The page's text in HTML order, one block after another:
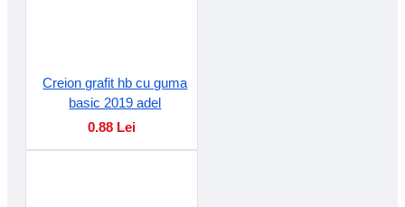
Creion grafit hb cu guma
basic 2019 adel
0.88 Lei